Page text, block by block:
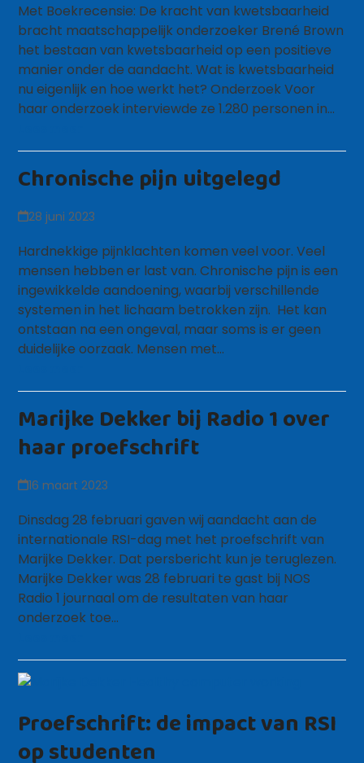
Met Boekrecensie: De kracht van kwetsbaarheid
bracht maatschappelijk onderzoeker Brené Brown
het bestaan van kwetsbaarheid op een positieve
manier onder de aandacht. Wat is kwetsbaarheid
nu eigenlijk en hoe werkt het? Onderzoek Voor
haar onderzoek interviewde ze 1.280 personen in…
Chronische pijn uitgelegd
28 juni 2023
Hardnekkige pijnklachten komen veel voor. Veel
mensen hebben er last van. Chronische pijn is een
ingewikkelde aandoening, waarbij verschillende
systemen in het lichaam betrokken zijn. Het kan
ontstaan na een ongeval, maar soms is er geen
duidelijke oorzaak. Mensen met…
Marijke Dekker bij Radio 1 over
haar proefschrift
16 maart 2023
Dinsdag 28 februari gaven wij aandacht aan de
internationale RSI-dag met het proefschrift van
Marijke Dekker. Dat persbericht kun je teruglezen.
Marijke Dekker was 28 februari te gast bij NOS
Radio 1 journaal om de resultaten van haar
onderzoek toe…
Proefschrift: de impact van RSI
op studenten